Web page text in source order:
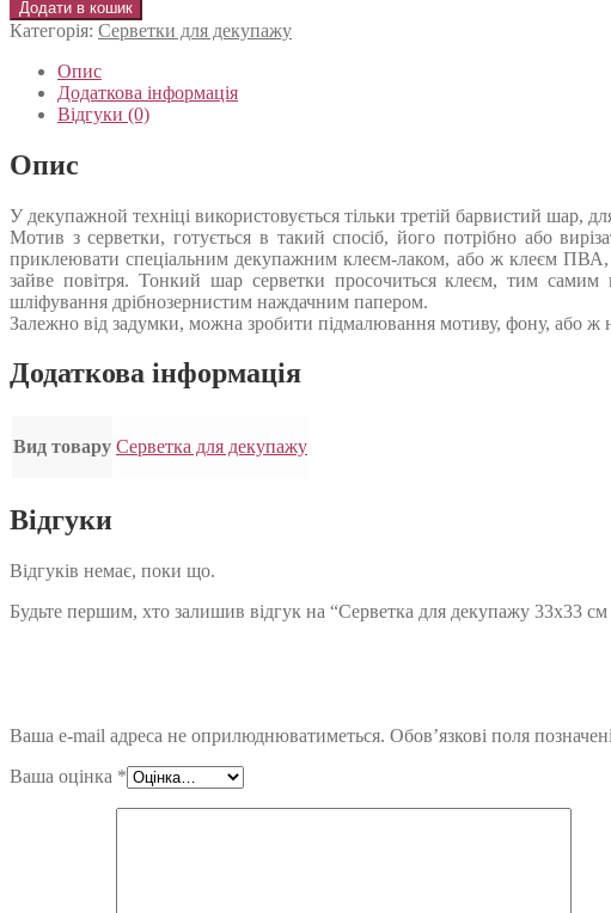
Додати в кошик
Категорія: Серветки для декупажу
Опис
Додаткова інформація
Відгуки (0)
Опис
У декупажной техніці використовується тільки третій барвистий шар, для
Мотив з серветки, готується в такий спосіб, його потрібно або
приклеювати спеціальним декупажним клеєм-лаком, або ж клеєм
зайве повітря. Тонкий шар серветки просочиться клеєм, тим
шліфування дрібнозернистим наждачним папером.
Залежно від задумки, можна зробити підмалювання мотиву, фону, або ж
Додаткова інформація
Вид товару Серветка для декупажу
Відгуки
Відгуків немає, поки що.
Будьте першим, хто залишив відгук на “Серветка для декупажу 33х33 см
Ваша e-mail адреса не оприлюднюватиметься. Обов’язкові поля позначені
Ваша оцінка *